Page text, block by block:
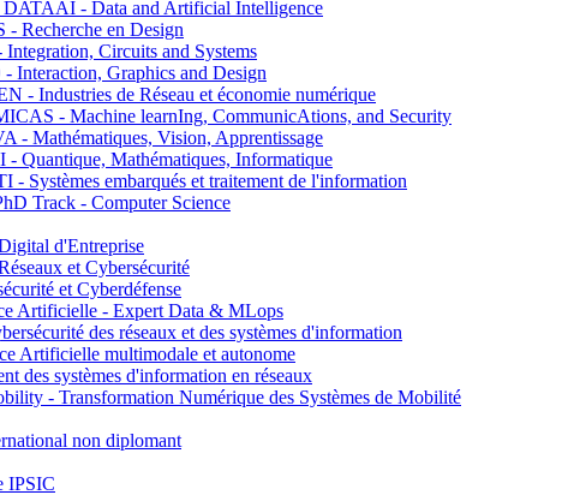
- Data and Artificial Intelligence
Recherche en Design
Circuits and Systems
Interaction, Graphics and Design
- Industries de Réseau et économie numérique
- Machine learnIng, CommunicAtions, and Security
- Mathématiques, Vision, Apprentissage
Quantique, Mathématiques, Informatique
- Systèmes embarqués et traitement de l'information
Track - Computer Science
d'Entreprise
et Cybersécurité
et Cyberdéfense
Artificielle - Expert Data & MLops
des réseaux et des systèmes d'information
Artificielle multimodale et autonome
des systèmes d'information en réseaux
- Transformation Numérique des Systèmes de Mobilité
non diplomant
IPSIC